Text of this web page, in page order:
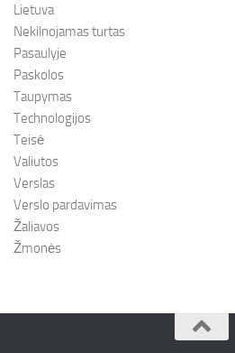
Lietuva
Nekilnojamas turtas
Pasaulyje
Paskolos
Taupymas
Technologijos
Teisė
Valiutos
Verslas
Verslo pardavimas
Žaliavos
Žmonės